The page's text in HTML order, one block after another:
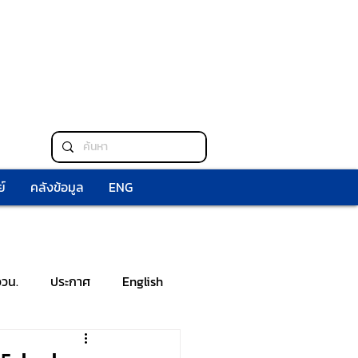
คลังข้อมูล ENG
น. ประกาศ English